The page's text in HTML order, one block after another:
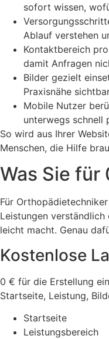
sofort wissen,
Ablauf verstehen
Kontaktbereich
damit Anfragen
Bilder gezielt
Praxisnähe
Mobile Nutzer
unterwegs schnell
So wird aus Ihrer
Menschen, die Hilfe
Was Sie für
Für
Leistungen
leicht macht. Genau
Kostenlose
0 € für die Erstellung
Startseite, Leistung,
Startseite
Leistungsbereich